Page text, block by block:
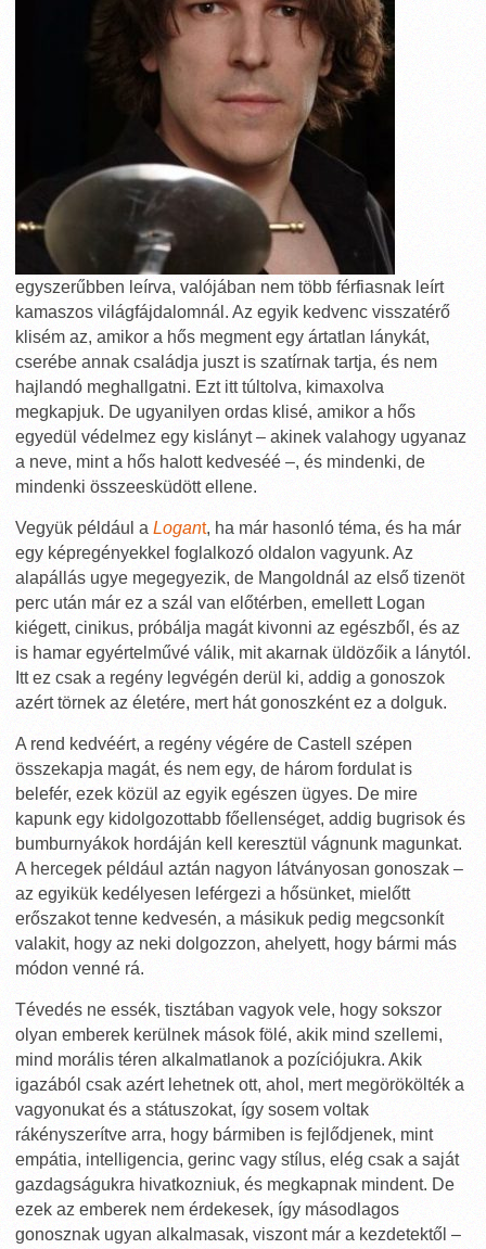
egyszerűbben leírva, valójában nem több férfiasnak leírt
kamaszos világfájdalomnál. Az egyik kedvenc visszatérő
klisém az, amikor a hős megment egy ártatlan lánykát,
cserébe annak családja juszt is szatírnak tartja, és nem
hajlandó meghallgatni. Ezt itt túltolva, kimaxolva
megkapjuk. De ugyanilyen ordas klisé, amikor a hős
egyedül védelmez egy kislányt – akinek valahogy ugyanaz
a neve, mint a hős halott kedveséé –, és mindenki, de
mindenki összeesküdött ellene.
Vegyük például a Logant, ha már hasonló téma, és ha már
egy képregényekkel foglalkozó oldalon vagyunk. Az
alapállás ugye megegyezik, de Mangoldnál az első tizenöt
perc után már ez a szál van előtérben, emellett Logan
kiégett, cinikus, próbálja magát kivonni az egészből, és az
is hamar egyértelművé válik, mit akarnak üldözőik a lánytól.
Itt ez csak a regény legvégén derül ki, addig a gonoszok
azért törnek az életére, mert hát gonoszként ez a dolguk.
A rend kedvéért, a regény végére de Castell szépen
összekapja magát, és nem egy, de három fordulat is
belefér, ezek közül az egyik egészen ügyes. De mire
kapunk egy kidolgozottabb főellenséget, addig bugrisok és
bumburnyákok hordáján kell keresztül vágnunk magunkat.
A hercegek például aztán nagyon látványosan gonoszak –
az egyikük kedélyesen leférgezi a hősünket, mielőtt
erőszakot tenne kedvesén, a másikuk pedig megcsonkít
valakit, hogy az neki dolgozzon, ahelyett, hogy bármi más
módon venné rá.
Tévedés ne essék, tisztában vagyok vele, hogy sokszor
olyan emberek kerülnek mások fölé, akik mind szellemi,
mind morális téren alkalmatlanok a pozíciójukra. Akik
igazából csak azért lehetnek ott, ahol, mert megörökölték a
vagyonukat és a státuszokat, így sosem voltak
rákényszerítve arra, hogy bármiben is fejlődjenek, mint
empátia, intelligencia, gerinc vagy stílus, elég csak a saját
gazdagságukra hivatkozniuk, és megkapnak mindent. De
ezek az emberek nem érdekesek, így másodlagos
gonosznak ugyan alkalmasak, viszont már a kezdetektől –